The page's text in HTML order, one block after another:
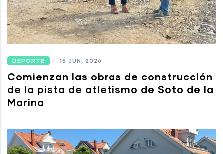
DEPORTE - 15 JUN, 2026
Comienzan las obras de construcción
de la pista de atletismo de Soto de la
Marina